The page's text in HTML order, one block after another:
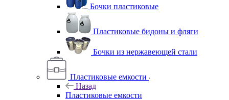
Бочки пластиковые
Пластиковые бидоны и фляги
Бочки из нержавеющей стали
Пластиковые емкости
Назад
Пластиковые емкости